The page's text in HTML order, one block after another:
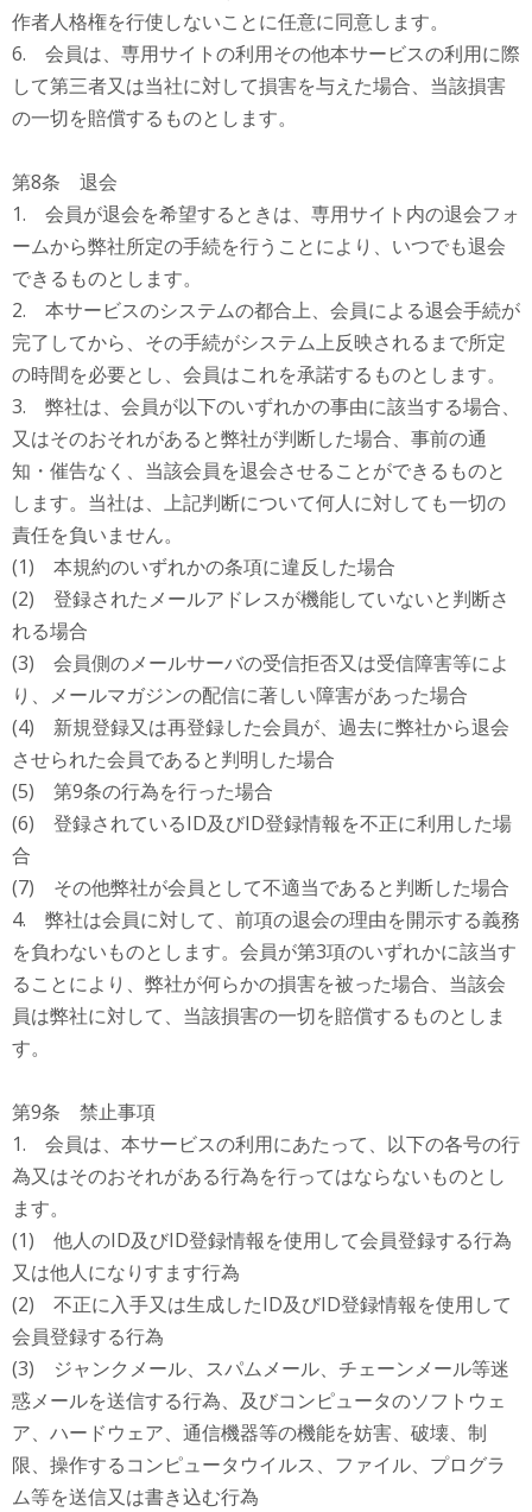
作者人格権を行使しないことに任意に同意します。
6. 会員は、専用サイトの利用その他本サービスの利用に際
して第三者又は当社に対して損害を与えた場合、当該損害
の一切を賠償するものとします。
第8条 退会
1. 会員が退会を希望するときは、専用サイト内の退会フォ
ームから弊社所定の手続を行うことにより、いつでも退会
できるものとします。
2. 本サービスのシステムの都合上、会員による退会手続が
完了してから、その手続がシステム上反映されるまで所定
の時間を必要とし、会員はこれを承諾するものとします。
3. 弊社は、会員が以下のいずれかの事由に該当する場合、
又はそのおそれがあると弊社が判断した場合、事前の通
知・催告なく、当該会員を退会させることができるものと
します。当社は、上記判断について何人に対しても一切の
責任を負いません。
(1) 本規約のいずれかの条項に違反した場合
(2) 登録されたメールアドレスが機能していないと判断さ
れる場合
(3) 会員側のメールサーバの受信拒否又は受信障害等によ
り、メールマガジンの配信に著しい障害があった場合
(4) 新規登録又は再登録した会員が、過去に弊社から退会
させられた会員であると判明した場合
(5) 第9条の行為を行った場合
(6) 登録されているID及びID登録情報を不正に利用した場
合
(7) その他弊社が会員として不適当であると判断した場合
4. 弊社は会員に対して、前項の退会の理由を開示する義務
を負わないものとします。会員が第3項のいずれかに該当す
ることにより、弊社が何らかの損害を被った場合、当該会
員は弊社に対して、当該損害の一切を賠償するものとしま
す。
第9条 禁止事項
1. 会員は、本サービスの利用にあたって、以下の各号の行
為又はそのおそれがある行為を行ってはならないものとし
ます。
(1) 他人のID及びID登録情報を使用して会員登録する行為
又は他人になりすます行為
(2) 不正に入手又は生成したID及びID登録情報を使用して
会員登録する行為
(3) ジャンクメール、スパムメール、チェーンメール等迷
惑メールを送信する行為、及びコンピュータのソフトウェ
ア、ハードウェア、通信機器等の機能を妨害、破壊、制
限、操作するコンピュータウイルス、ファイル、プログラ
ム等を送信又は書き込む行為